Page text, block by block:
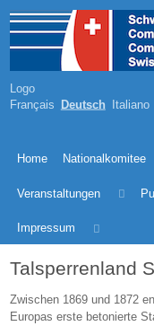
Logo
Français Deutsch Italiano
Home Nationalkomitee
Veranstaltungen
Impressum
Talsperrenland
Zwischen 1869 und 1872
Europas erste betonierte